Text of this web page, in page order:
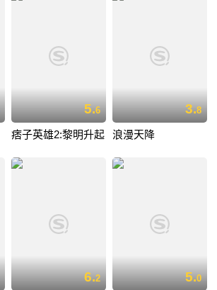
5.6
痞子英雄2:黎明升起
3.8
浪漫天降
6.2 5.0